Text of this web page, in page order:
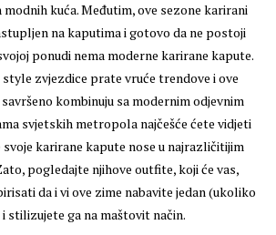
kuća. Međutim, ove sezone karirani
na kaputima i gotovo da ne postoji
ponudi nema moderne karirane kapute.
zvjezdice prate vruće trendove i ove
kombinuju sa modernim odjevnim
svjetskih metropola najčešće ćete vidjeti
svoje karirane kapute nose u najrazličitijim
pogledajte njihove outfite, koji će vas,
da i vi ove zime nabavite jedan (ukoliko
stilizujete ga na maštovit način.